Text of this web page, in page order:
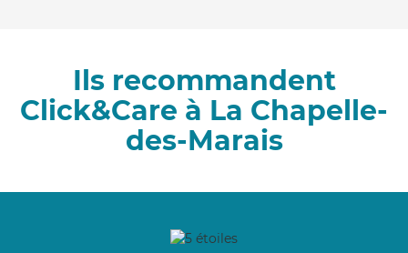
Ils recommandent
Click&Care à La Chapelle-
des-Marais